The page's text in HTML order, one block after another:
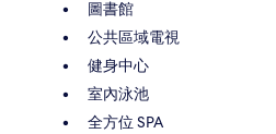
圖書館
公共區域電視
健身中心
室內泳池
全方位 SPA